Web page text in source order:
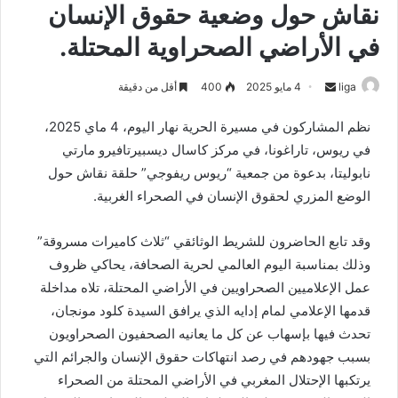
نقاش حول وضعية حقوق الإنسان
في الأراضي الصحراوية المحتلة.
liga
n
d
a
n
m
a
4 مايو 2025 400 أقل من دقيقة
نظم المشاركون في مسيرة الحرية نهار اليوم، 4 ماي 2025،
في ريوس، تاراغونا، في مركز كاسال ديسبيرتافيرو مارتي
نابوليتا، بدعوة من جمعية “ريوس ريفوجي” حلقة نقاش حول
الوضع المزري لحقوق الإنسان في الصحراء الغربية.
وقد تابع الحاضرون للشريط الوثائقي “ثلاث كاميرات مسروقة”
وذلك بمناسبة اليوم العالمي لحرية الصحافة، يحاكي ظروف
عمل الإعلاميين الصحراويين في الأراضي المحتلة، تلاه مداخلة
قدمها الإعلامي لمام إدايه الذي يرافق السيدة كلود مونجان،
تحدث فيها بإسهاب عن كل ما يعانيه الصحفيون الصحراويون
بسبب جهودهم في رصد انتهاكات حقوق الإنسان والجرائم التي
يرتكبها الإحتلال المغربي في الأراضي المحتلة من الصحراء